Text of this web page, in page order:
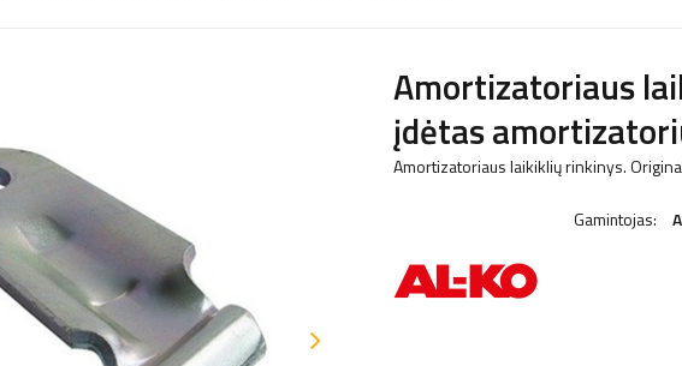
Amortizatoriaus
įdėtas
Amortizatoriaus laikiklių rinkinys.
Gamintojas: